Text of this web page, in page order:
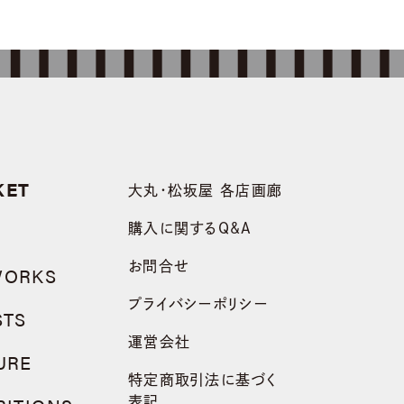
大丸・松坂屋 各店画廊
購入に関するQ&A
お問合せ
プライバシーポリシー
運営会社
特定商取引法に基づく